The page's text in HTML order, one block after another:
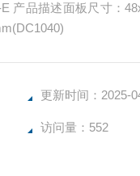
产品描述面板尺寸：
更新时间：2025-
访问量：552